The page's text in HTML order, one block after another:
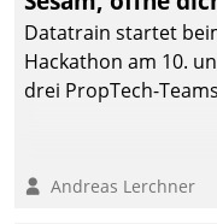
Datatrain startet
Hackathon am 10.
drei PropTech-
Andreas Lerchner